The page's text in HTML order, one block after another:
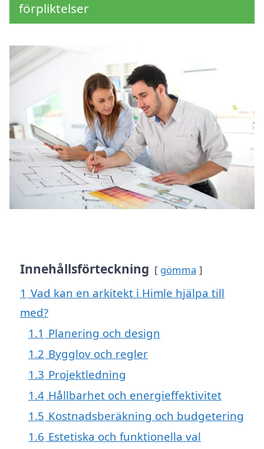
förpliktelser
Innehållsförteckning gömma
1 Vad kan en arkitekt i Himle hjälpa till
med?
1.1 Planering och design
1.2 Bygglov och regler
1.3 Projektledning
1.4 Hållbarhet och energieffektivitet
1.5 Kostnadsberäkning och budgetering
1.6 Estetiska och funktionella val